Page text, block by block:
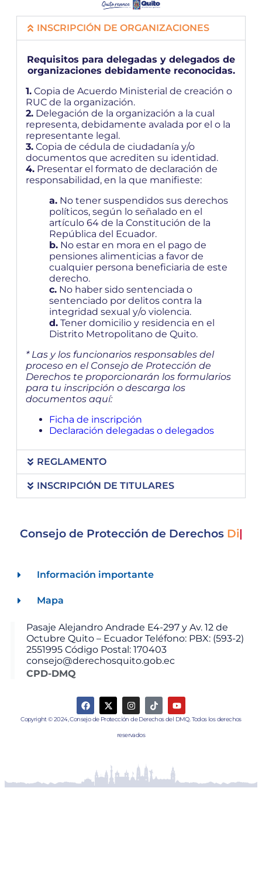
INSCRIPCIÓN DE ORGANIZACIONES
Requisitos para delegadas y delegados de
organizaciones debidamente reconocidas.
1. Copia de Acuerdo Ministerial de creación o
RUC de la organización.
2. Delegación de la organización a la cual
representa, debidamente avalada por el o la
representante legal.
3. Copia de cédula de ciudadanía y/o
documentos que acrediten su identidad.
4. Presentar el formato de declaración de
responsabilidad, en la que manifieste:
a. No tener suspendidos sus derechos
políticos, según lo señalado en el
artículo 64 de la Constitución de la
República del Ecuador.
b. No estar en mora en el pago de
pensiones alimenticias a favor de
cualquier persona beneficiaria de este
derecho.
c. No haber sido sentenciada o
sentenciado por delitos contra la
integridad sexual y/o violencia.
d. Tener domicilio y residencia en el
Distrito Metropolitano de Quito.
* Las y los funcionarios responsables del
proceso en el Consejo de Protección de
Derechos te proporcionarán los formularios
para tu inscripción o descarga los
documentos aquí:
Ficha de inscripción
Declaración delegadas o delegados
REGLAMENTO
INSCRIPCIÓN DE TITULARES
Consejo de Protección de Derechos M|
Información importante
Mapa
Pasaje Alejandro Andrade E4-297 y Av. 12 de
Octubre Quito – Ecuador Teléfono: PBX: (593-2)
2551995 Código Postal: 170403
consejo@derechosquito.gob.ec
CPD-DMQ
Copyright © 2024, Consejo de Protección de Derechos del DMQ. Todos los derechos
reservados